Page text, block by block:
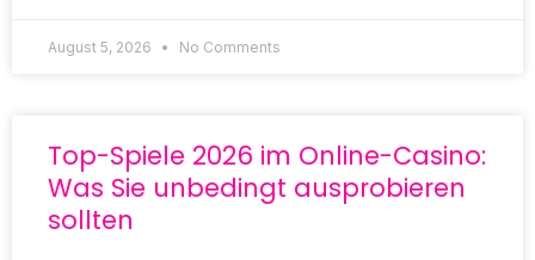
August 5, 2026 No Comments
Top-Spiele 2026 im Online-Casino:
Was Sie unbedingt ausprobieren
sollten